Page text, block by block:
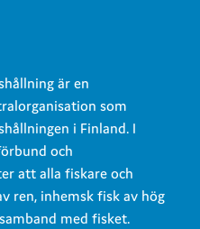
är en
som
i Finland. I
och
att alla fiskare och
ren, inhemsk fisk av hög
med fisket.